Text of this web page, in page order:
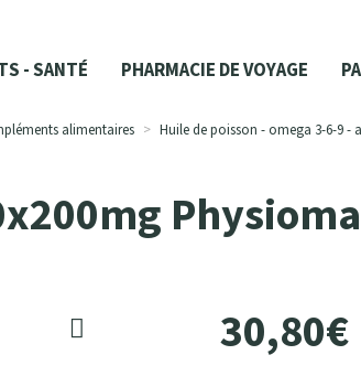
- SANTÉ PHARMACIE DE VOYAGE
alimentaires Huile de poisson - omega 3-6-9 -
30,80€